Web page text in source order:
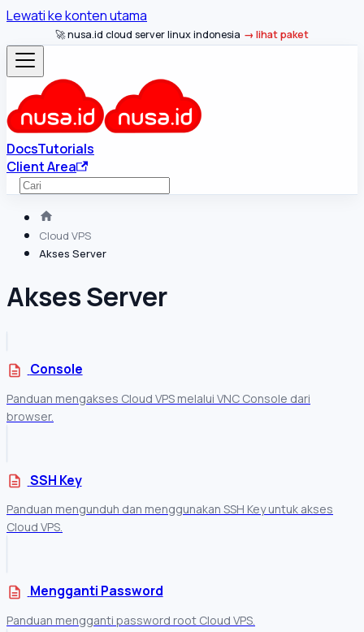
Lewati ke konten utama
🚀 nusa.id cloud server linux indonesia lihat paket
DocsTutorials
Client Area
Cloud VPS
Akses Server
Akses Server
description Console
Panduan mengakses Cloud VPS melalui VNC Console dari
browser.
description SSH Key
Panduan mengunduh dan menggunakan SSH Key untuk akses
Cloud VPS.
description Mengganti Password
Panduan mengganti password root Cloud VPS.